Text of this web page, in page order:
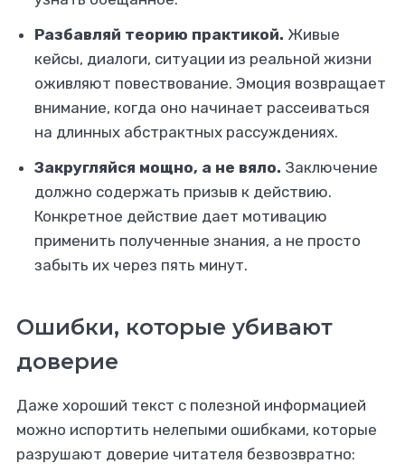
Разбавляй теорию практикой. Живые
кейсы, диалоги, ситуации из реальной жизни
оживляют повествование. Эмоция возвращает
внимание, когда оно начинает рассеиваться
на длинных абстрактных рассуждениях.
Закругляйся мощно, а не вяло. Заключение
должно содержать призыв к действию.
Конкретное действие дает мотивацию
применить полученные знания, а не просто
забыть их через пять минут.
Ошибки, которые убивают
доверие
Даже хороший текст с полезной информацией
можно испортить нелепыми ошибками, которые
разрушают доверие читателя безвозвратно: